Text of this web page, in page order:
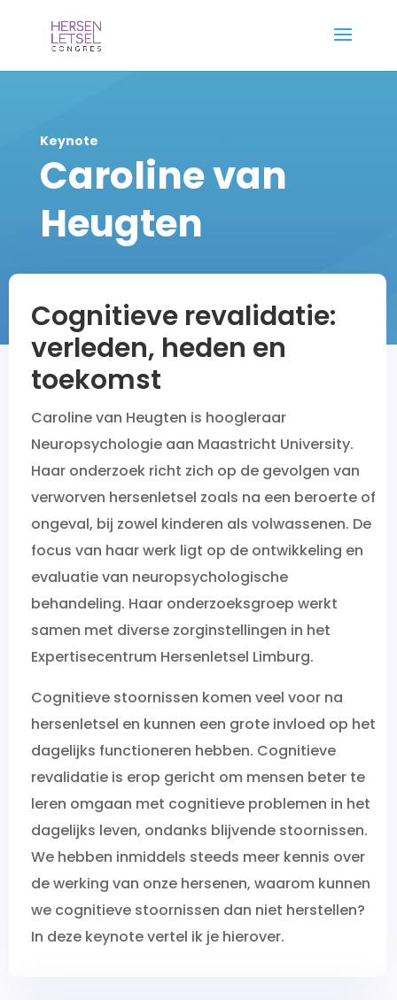
Keynote
Caroline van
Heugten
Cognitieve revalidatie:
verleden, heden en
toekomst
Caroline van Heugten is hoogleraar
Neuropsychologie aan Maastricht University.
Haar onderzoek richt zich op de gevolgen van
verworven hersenletsel zoals na een beroerte of
ongeval, bij zowel kinderen als volwassenen. De
focus van haar werk ligt op de ontwikkeling en
evaluatie van neuropsychologische
behandeling. Haar onderzoeksgroep werkt
samen met diverse zorginstellingen in het
Expertisecentrum Hersenletsel Limburg.
Cognitieve stoornissen komen veel voor na
hersenletsel en kunnen een grote invloed op het
dagelijks functioneren hebben. Cognitieve
revalidatie is erop gericht om mensen beter te
leren omgaan met cognitieve problemen in het
dagelijks leven, ondanks blijvende stoornissen.
We hebben inmiddels steeds meer kennis over
de werking van onze hersenen, waarom kunnen
we cognitieve stoornissen dan niet herstellen?
In deze keynote vertel ik je hierover.